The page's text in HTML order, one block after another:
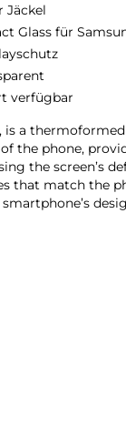
Jäckel
Glass für
verfügbar
is a
the phone,
the screen’s
that match the